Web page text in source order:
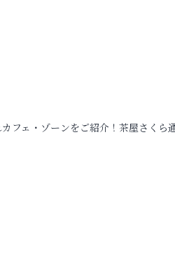
フェ・ゾーンをご紹介！茶屋さくら